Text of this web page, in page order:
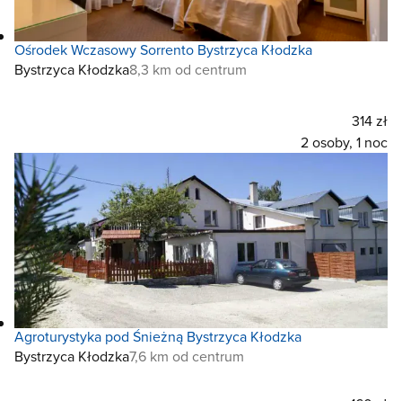
Ośrodek Wczasowy Sorrento Bystrzyca Kłodzka
Bystrzyca Kłodzka8,3 km od centrum
314 zł
2 osoby, 1 noc
Agroturystyka pod Śnieżną Bystrzyca Kłodzka
Bystrzyca Kłodzka7,6 km od centrum